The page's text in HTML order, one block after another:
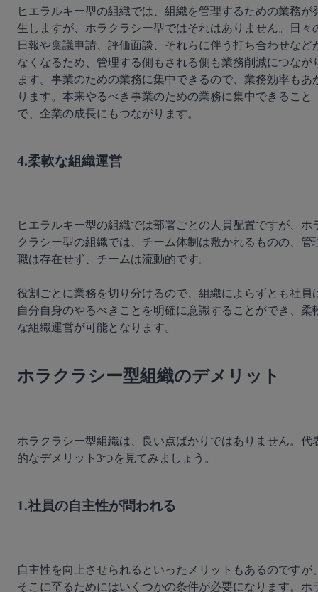
ヒエラルキー型の組織では、組織を管理するための業務が
生しますが、ホラクラシー型ではそれはありません。日々
日報や稟議申請、評価面談、それらに伴う打ち合わせなど
なくなるため、管理する側もされる側も業務削減につなが
ます。事業のための業務に集中できるので、業務効率もあ
ります。本来やるべき事業のための業務に集中できること
で、企業の成長にもつながります。
4.柔軟な組織運営
ヒエラルキー型の組織では部署ごとの人員配置ですが、ホ
クラシー型の組織では、チーム体制は敷かれるものの、管
職は存在せず、チームは流動的です。
役割ごとに業務を切り分けるので、組織によらずとも社員
自分自身のやるべきことを明確に意識することができ、柔
な組織運営が可能となります。
ホラクラシー型組織のデメリット
ホラクラシー型組織は、良い点ばかりではありません。代
的なデメリット3つを見てみましょう。
1.社員の自主性が問われる
自主性を向上させられるといったメリットもあるのですが
そこに至るためにはいくつかの条件が必要になります。ホ